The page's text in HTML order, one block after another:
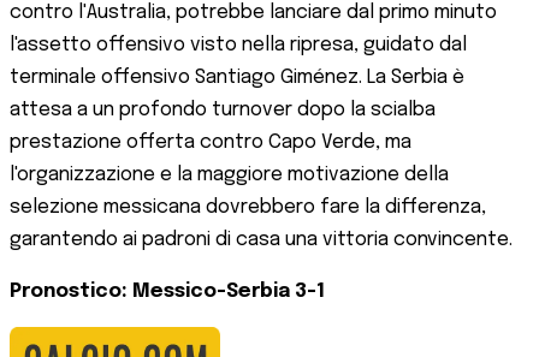
contro l'Australia, potrebbe lanciare dal primo minuto
l'assetto offensivo visto nella ripresa, guidato dal
terminale offensivo Santiago Giménez. La Serbia è
attesa a un profondo turnover dopo la scialba
prestazione offerta contro Capo Verde, ma
l'organizzazione e la maggiore motivazione della
selezione messicana dovrebbero fare la differenza,
garantendo ai padroni di casa una vittoria convincente.
Pronostico: Messico-Serbia 3-1